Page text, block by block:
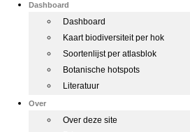
Dashboard
Dashboard
Kaart biodiversiteit per hok
Soortenlijst per atlasblok
Botanische hotspots
Literatuur
Over
Over deze site